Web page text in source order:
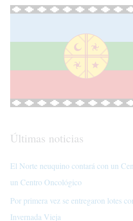
Últimas noticias
El Norte neuquino contará con un
un Centro Oncológico
Por primera vez se entregaron lotes
Invernada Vieja